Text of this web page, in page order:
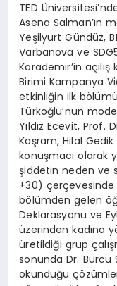
TED
Asena Salman’ın
Yeşilyurt Gündüz,
Varbanova ve
Karademir’in açılış
Birimi Kampanya
etkinliğin ilk
Türkoğlu’nun
Yıldız Ecevit, Prof.
Kaşram, Hilal
konuşmacı olarak
şiddetin neden ve
+30) çerçevesinde
bölümden gelen
Deklarasyonu ve
üzerinden kadına
üretildiği grup
sonunda Dr. Burcu
okunduğu